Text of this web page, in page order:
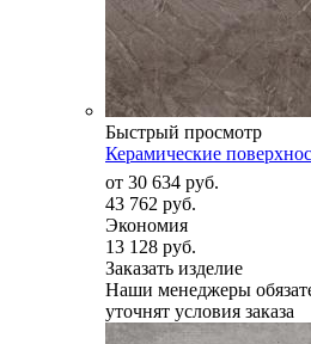
Быстрый просмотр
Керамические
от 30 634 руб.
43 762 руб.
Экономия
13 128 руб.
Заказать изделие
Наши менеджеры
уточнят условия заказа